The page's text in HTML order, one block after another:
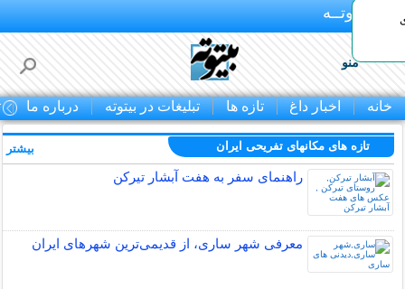
بـیتوتــه
منو
خانه اخبار داغ تازه ها تبلیغات در بیتوته درباره ما
تازه های مکانهای تفریحی ايران
راهنمای سفر به هفت آبشار تیرکن
معرفی شهر ساری، از قدیمی‌ترین شهرهای ایران
بیشتر